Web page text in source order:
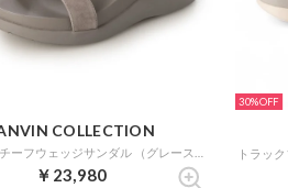
COLLECTION
￥23,980
30%